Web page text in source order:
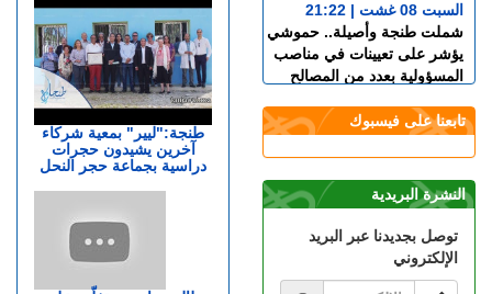
طنجة:"ليير" بمعية شركاء
آخرين يشيدون حجرات
دراسية بجماعة حجر النحل
السبت 08 غشت | 21:22
شملت طنجة وأصيلة.. حموشي
يؤشر على تعيينات في مناصب
المسؤولية بعدد من المصالح
السبت 08 غشت | 19:48
سوسيداد
قضية الصحراء المغربية..
كولومبيا تعلن تغييرا في موقفها
وتعترف بسيادة المغرب على
تابعنا على فيسبوك
النشرة البريدية
توصل بجديدنا عبر البريد
الإلكتروني